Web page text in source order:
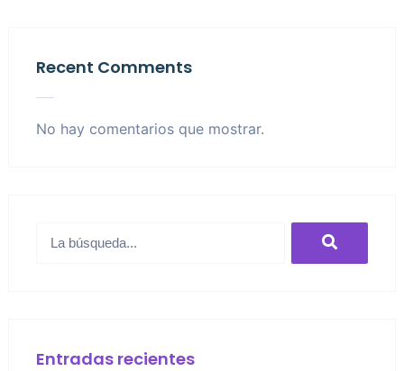
Recent Comments
No hay comentarios que mostrar.
Entradas recientes